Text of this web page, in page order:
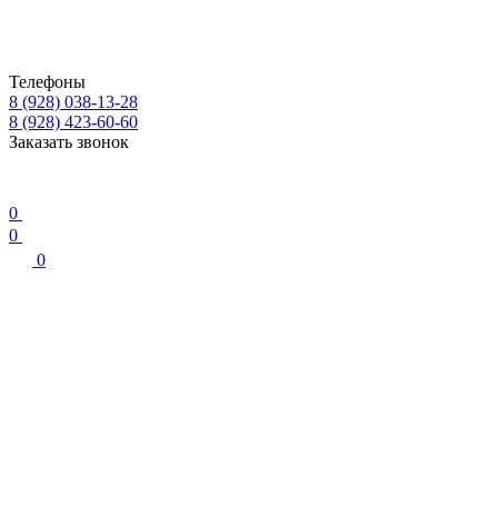
Телефоны
8 (928) 038-13-28
8 (928) 423-60-60
Заказать звонок
0
0
0